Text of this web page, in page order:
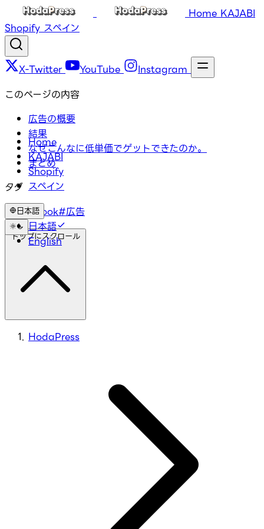
Home KAJABI
Shopify スペイン
X-Twitter YouTube Instagram
Home
KAJABI
Shopify
スペイン
日本語
日本語
English
このページの内容
広告の概要
結果
なぜこんなに低単価でゲットできたのか。
まとめ
タグ
#Facebook#広告
トップにスクロール
HodaPress